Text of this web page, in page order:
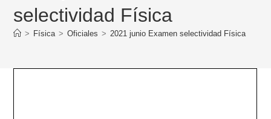
selectividad Física
> Física > Oficiales > 2021 junio Examen selectividad Física